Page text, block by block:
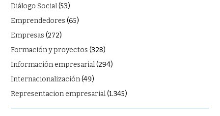
Diálogo Social(53)
Emprendedores (65)
Empresas (272)
Formación y proyectos (328)
Información empresarial(294)
Internacionalización(49)
Representacion empresarial(1.345)